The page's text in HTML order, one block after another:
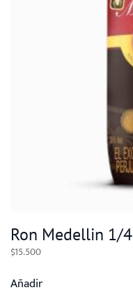
Ron Medellin 1/4
$15.500
Añadir